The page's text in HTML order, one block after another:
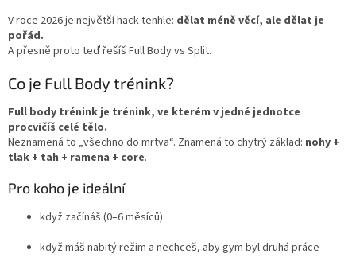
V roce 2026 je největší hack tenhle: dělat méně věcí, ale dělat je
pořád.
A přesně proto teď řešíš Full Body vs Split.
Co je Full Body trénink?
Full body trénink je trénink, ve kterém v jedné jednotce
procvičíš celé tělo.
Neznamená to „všechno do mrtva“. Znamená to chytrý základ: nohy +
tlak + tah + ramena + core.
Pro koho je ideální
když začínáš (0–6 měsíců)
když máš nabitý režim a nechceš, aby gym byl druhá práce